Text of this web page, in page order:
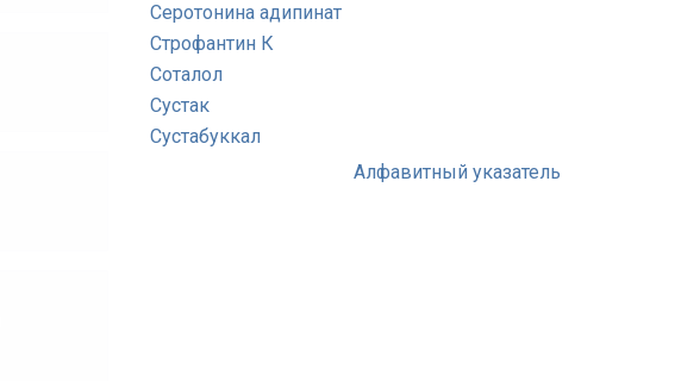
Серотонина адипинат
Строфантин К
Соталол
Сустак
Сустабуккал
Алфавитный указатель